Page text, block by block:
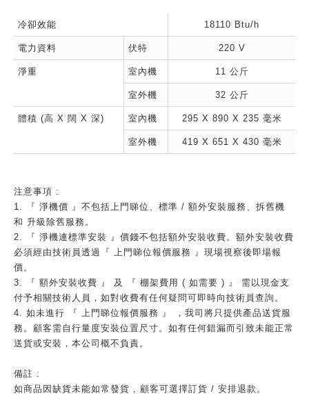
冷卻效能 18110 Btu/h
電力資料 伏特 220 V
淨重 室內機 11 公斤
室外機 32 公斤
體積 (高 X 闊 X 深) 室內機 295 X 890 X 235 毫米
室外機 419 X 651 X 430 毫米
注意事項 :
1. 『 淨機價 』不包括上門睇位、標準 / 額外安裝服務、拆舊機
和 升級除舊服務。
2. 『 淨機連標準安裝 』價錢不包括額外安裝收費。額外安裝收費
必須經由技術員透過『 上門睇位報價服務 』現場視察後即場報
價。
3. 『 額外安裝收費 』 及 『 棚架費用 ( 如需要 ) 』 需以現金支
付予相關技術人員，如對收費有任何疑問可即時向技術員查詢。
4. 如未進行 『 上門睇位報價服務 』 ，我司將只提供產品送貨服
務。顧客需自行量度安裝位置尺寸。如有任何錯漏而引致未能正常
送貨或安裝，本公司概不負責。
備註 :
如商品因缺貨未能如常發貨 , 顧客可選擇訂貨 / 安排退款。